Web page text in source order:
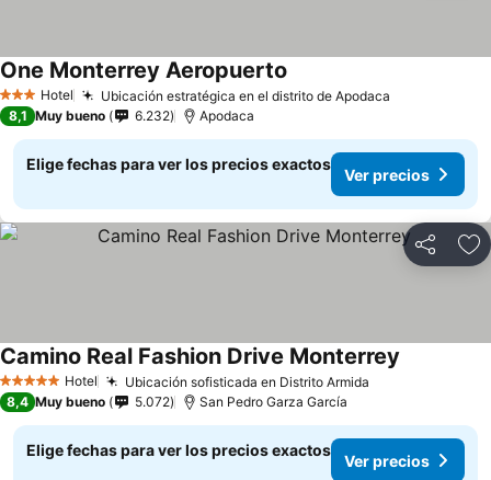
3 Estrellas
Hotel Ubicación estratégica en el distrito de Apodaca
One Monterrey Aeropuerto
8,1 Muy bueno 6.232 Apodaca
Elige fechas para ver los precios exactos
Ver precios
Compartir
5 Estrellas Hotel Ubicación sofisticada en Distrito Armida
Camino Real Fashion Drive Monterrey
8,4 Muy bueno 5.072 San Pedro Garza García
Elige fechas para ver los precios exactos
Ver precios